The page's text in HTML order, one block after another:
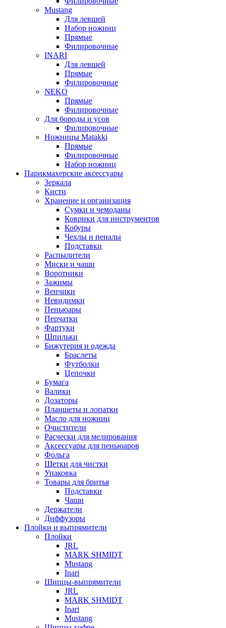
Mustang
Для левшей
Набор ножниц
Прямые
Филировочные
INARI
Для левшей
Прямые
Филировочные
NEKO
Прямые
Филировочные
Для бороды и усов
Филировочные
Ножницы Matakki
Прямые
Филировочные
Набор ножниц
Парикмахерские аксессуары
Зеркала
Кисти
Хранение и организация
Сумки и чемоданы
Коврики для инструментов
Кобуры
Чехлы и пеналы
Подставки
Распылители
Миски и чаши
Воротники
Зажимы
Венчики
Невидимки
Пеньюары
Перчатки
Фартуки
Шпильки
Бижутерия и одежда
Браслеты
Футболки
Цепочки
Бумага
Валики
Дозаторы
Планшеты и лопатки
Масло для ножниц
Очистители
Расчески для мелирования
Аксессуары для пеньюаров
Фольга
Щетки для чистки
Упаковка
Товары для бритья
Подставки
Чаши
Держатели
Диффузоры
Плойки и выпрямители
Плойки
JRL
MARK SHMIDT
Mustang
Inari
Щипцы-выпрямители
JRL
MARK SHMIDT
Inari
Mustang